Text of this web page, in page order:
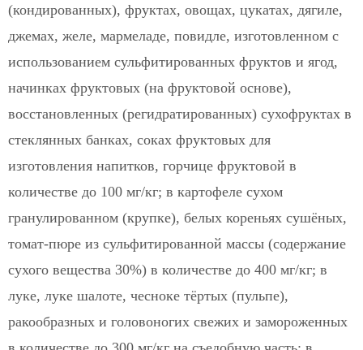
(кондированных), фруктах, овощах, цукатах, дягиле,
джемах, желе, мармеладе, повидле, изготовленном с
использованием сульфитированных фруктов и ягод,
начинках фруктовых (на фруктовой основе),
восстановленных (регидратированных) сухофруктах в
стеклянных банках, соках фруктовых для
изготовления напитков, горчице фруктовой в
количестве до 100 мг/кг; в картофеле сухом
гранулированном (крупке), белых кореньях сушёных,
томат-пюре из сульфитированной массы (содержание
сухого вещества 30%) в количестве до 400 мг/кг; в
луке, луке шалоте, чесноке тёртых (пульпе),
ракообразных и головоногих свежих и замороженных